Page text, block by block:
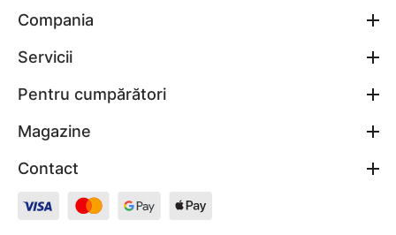
Compania
Servicii
Pentru cumpărători
Magazine
Contact